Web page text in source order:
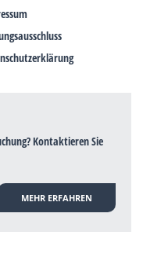
Kontaktieren Sie
MEHR ERFAHREN